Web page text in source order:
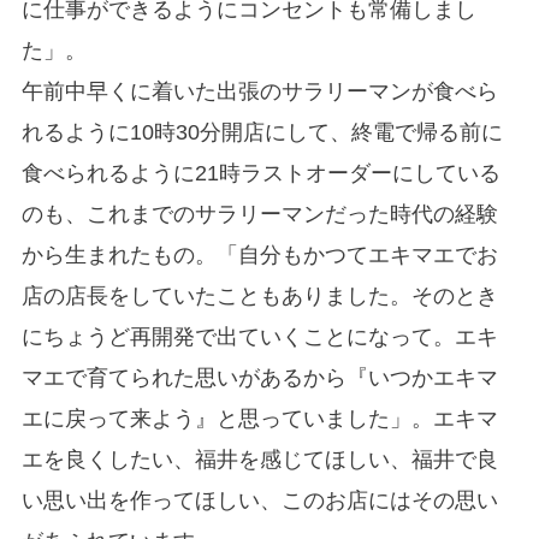
に仕事ができるようにコンセントも常備しまし
た」。
午前中早くに着いた出張のサラリーマンが食べら
れるように10時30分開店にして、終電で帰る前に
食べられるように21時ラストオーダーにしている
のも、これまでのサラリーマンだった時代の経験
から生まれたもの。「自分もかつてエキマエでお
店の店長をしていたこともありました。そのとき
にちょうど再開発で出ていくことになって。エキ
マエで育てられた思いがあるから『いつかエキマ
エに戻って来よう』と思っていました」。エキマ
エを良くしたい、福井を感じてほしい、福井で良
い思い出を作ってほしい、このお店にはその思い